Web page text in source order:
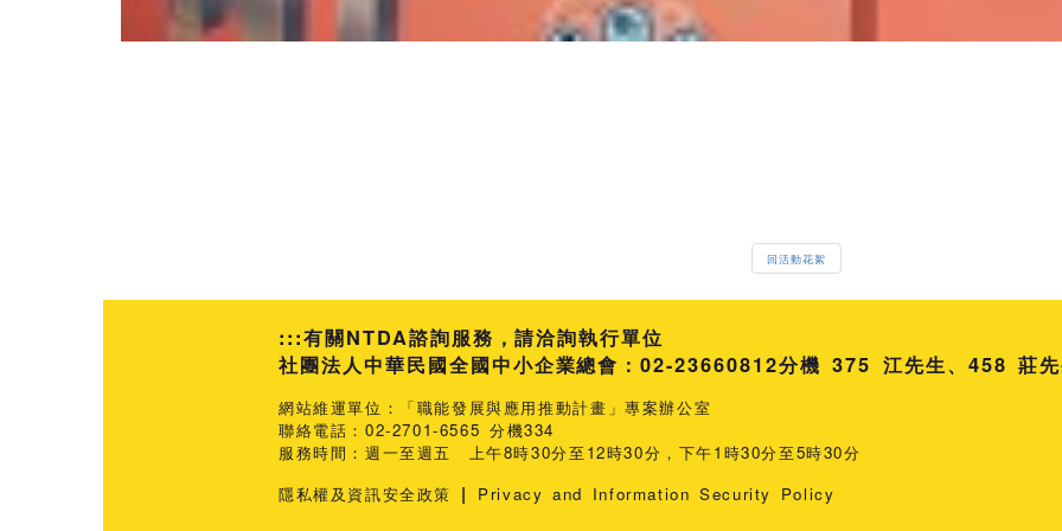
回活動花絮
:::有關NTDA諮詢服務，請洽詢執行單位
社團法人中華民國全國中小企業總會：02-23660812分機 375 江先生 458 莊
網站維運單位：「職能發展與應用推動計畫」專案辦公室
聯絡電話：02-2701-6565 分機334
服務時間：週一至週五 上午8時30分至12時30分，下午1時30分至5時30分
隱私權及資訊安全政策 | Privacy and Information Security Policy